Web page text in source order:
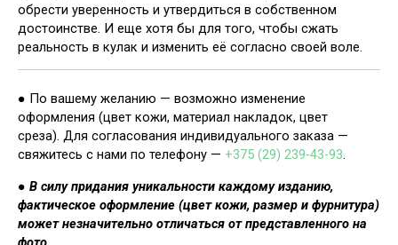
обрести уверенность и утвердиться в собственном
достоинстве. И еще хотя бы для того, чтобы сжать
реальность в кулак и изменить её согласно своей воле.
● По вашему желанию — возможно изменение
оформления (цвет кожи, материал накладок, цвет
среза). Для согласования индивидуального заказа —
свяжитесь с нами по телефону — +375 (29) 239-43-93.
● В силу придания уникальности каждому изданию,
фактическое оформление (цвет кожи, размер и фурнитура)
может незначительно отличаться от представленного на